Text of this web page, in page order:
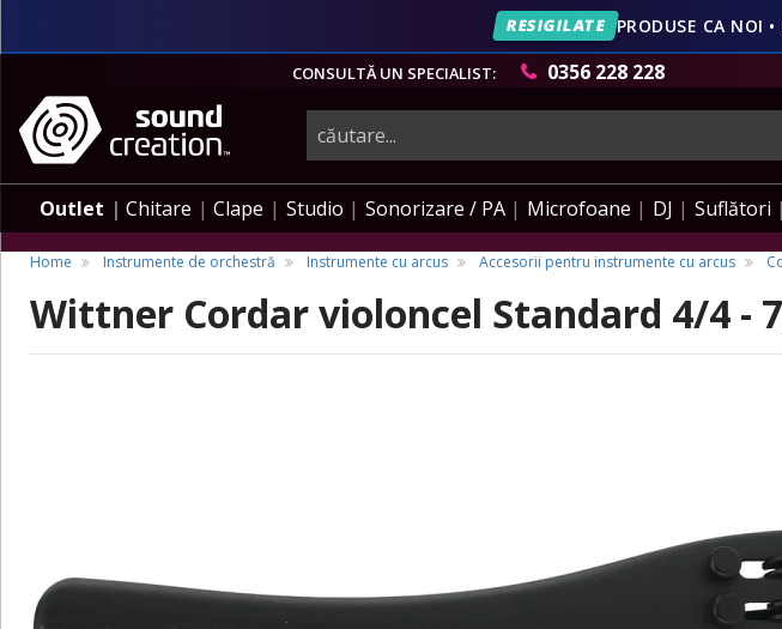
RESIGILATE PRODUSE CA NOI •
CONSULTĂ UN SPECIALIST:
0356 228 228
instrumente
muzicale,
echipamente
pro-
Outlet Chitare Clape Studio Sonorizare / PA Microfoane DJ Suflători
Home Instrumente de orchestră Instrumente cu arcus Accesorii pentru instrumente cu arcus
Wittner Cordar violoncel Standard 4/4 -